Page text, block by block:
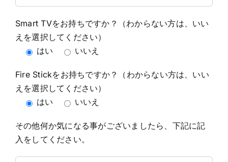
Smart TVをお持ちですか？（わからない方は、いい
えを選択してください）
はい
いいえ
Fire Stickをお持ちですか？（わからない方は、いい
えを選択してください）
はい
いいえ
その他何か気になる事がございましたら、下記に記
入をしてください。